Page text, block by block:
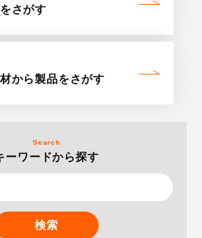
さがす
から製品をさがす
Search
ーワードから探す
検索